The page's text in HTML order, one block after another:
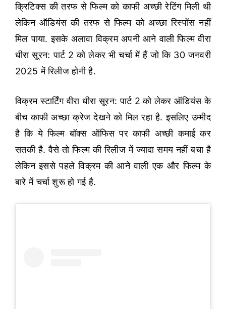
क्रिटिक्स की तरफ से फिल्म को काफी अच्छी रेटिंग मिली थी
लेकिन ऑडियंस की तरफ से फिल्म को अच्छा रिस्पोंस नहीं
मिल पाया. इसके अलावा विक्रम अपनी आने वाली फिल्म वीरा
धीरा सूरन: पार्ट 2 को लेकर भी चर्चा में हैं जो कि 30 जनवरी
2025 में रिलीज होनी है.
विक्रम स्टार्टिंग वीरा धीरा सूरन: पार्ट 2 को लेकर ऑडियंस के
बीच काफी अच्छा क्रेज देखने को मिल रहा है. इसलिए उम्मीद
है कि ये फिल्म बॉक्स ऑफिस पर काफी अच्छी कमाई कर
सतकी है. वैसे तो फिल्म की रिलीज में ज्यादा समय नहीं बचा है
लेकिन इससे पहले विक्रम की आने वाली एक और फिल्म के
बारे में चर्चा शुरू हो गई है.